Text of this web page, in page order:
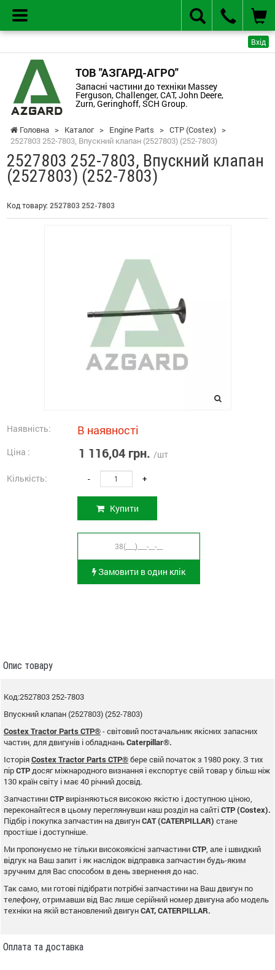
Вхід
ТОВ "АЗГАРД-АГРО"
Запасні частини до техніки Massey
Ferguson, Challenger, CAT, John Deere,
Zurn, Geringhoff, SCH Group.
Головна > Каталог > Engine Parts > CTP (Costex) >
2527803 252-7803, Впускний клапан (2527803) (252-7803)
2527803 252-7803, Впускний клапан
(2527803) (252-7803)
Код товару: 2527803 252-7803
Наявність: В наявності
Ціна : 1 116,04 грн. /шт
Кількість: - +
Купити
Замовити в один клік
Опис товару
Код:2527803 252-7803
Впускний клапан (2527803) (252-7803)
Costex Tractor Parts CTP®- світовий постачальник якісних запасних
частин, для двигунів і обладнаньCaterpillar®.
ІсторіяCostex Tractor Parts CTP®бере свій початок з 1980 року. З тих
пірCTP досяг міжнародного визнання і експортує свій товар у більш ніж
130 країн світу і має 40 річний досвід.
ЗапчастиниCTP вирізняються високою якістю і доступною ціною,
переконайтеся в цьому переглянувши наш розділ на сайтіCTP (Costex).
Підбір і покупка запчастин на двигунCAT (CATERPILLAR) стане
простіше і доступніше.
Ми пропонуємо не тільки високоякісні запчастиниCTP , але і швидкий
відгук на Ваш запит і як наслідок відправка запчастин будь-яким
зручним для Вас способом в день звернення до нас.
Так само, ми готові підібрати потрібні запчастини на Ваш двигун по
телефону, отримавши від Вас лише серійний номер двигуна або модель
техніки на якій встановлений двигунCAT, CATERPILLAR.
Оплата та доставка